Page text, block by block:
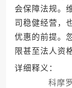
会保障法规。
司稳健经营，
优惠的前提。
限甚至法人资
详细释义：
科摩罗